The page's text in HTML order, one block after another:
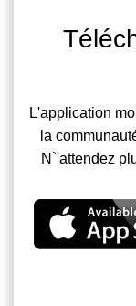
L'application
la
N`'attendez